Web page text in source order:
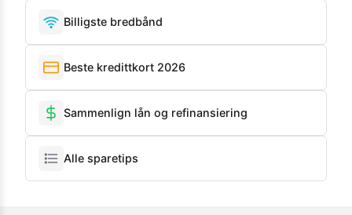
Billigste bredbånd
Beste kredittkort 2026
Sammenlign lån og refinansiering
Alle sparetips